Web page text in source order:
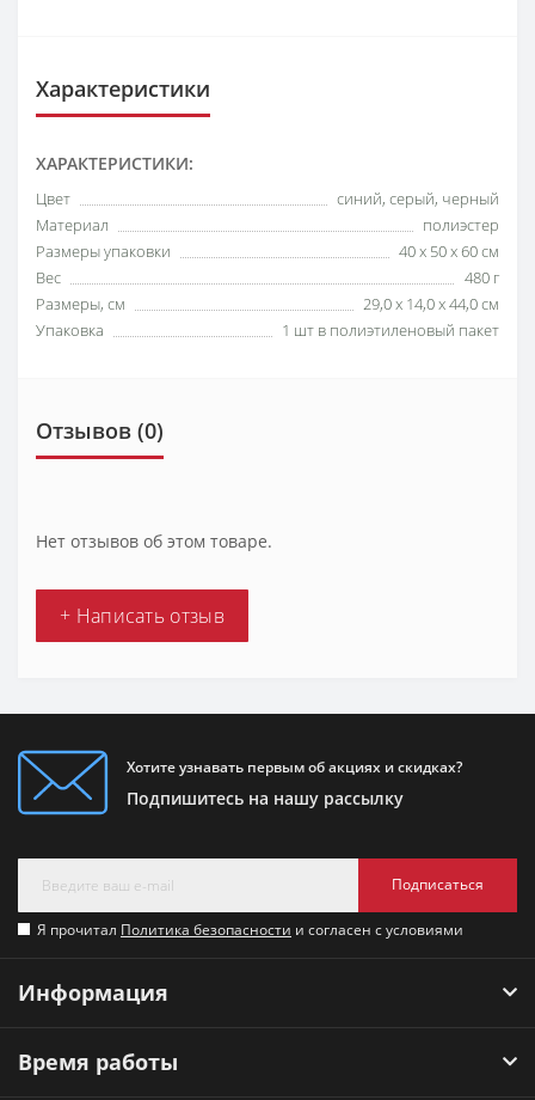
Характеристики
ХАРАКТЕРИСТИКИ:
Цвет
синий, серый, черный
Материал
полиэстер
Размеры упаковки
40 x 50 x 60 см
Вес
480 г
Размеры, см
29,0 х 14,0 х 44,0 см
Упаковка
1 шт в полиэтиленовый пакет
Отзывов (0)
Нет отзывов об этом товаре.
+ Написать отзыв
Хотите узнавать первым об акциях и скидках?
Подпишитесь на нашу рассылку
Подписаться
Я прочитал Политика безопасности и согласен с условиями
Информация
Время работы